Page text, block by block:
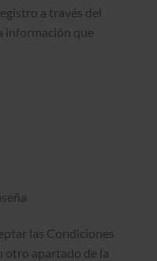
a través del
información que
las Condiciones
otro apartado de la